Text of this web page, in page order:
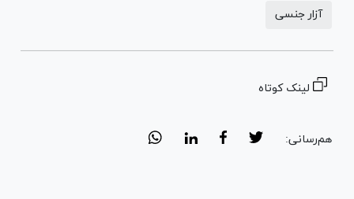
آزار جنسی
لینک کوتاه
هم‌رسانی: